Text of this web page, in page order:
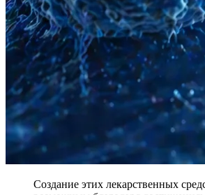
Создание этих лекарственных